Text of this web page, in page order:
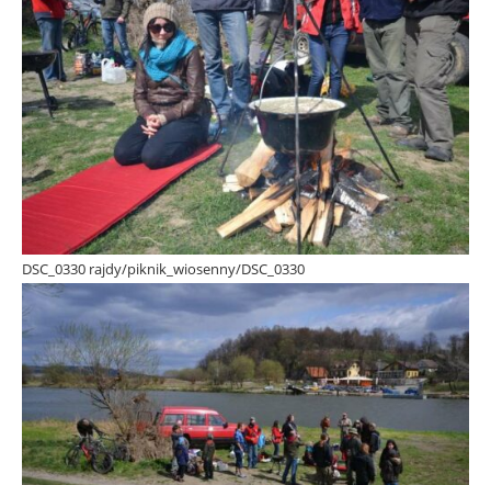
DSC_0330 rajdy/piknik_wiosenny/DSC_0330